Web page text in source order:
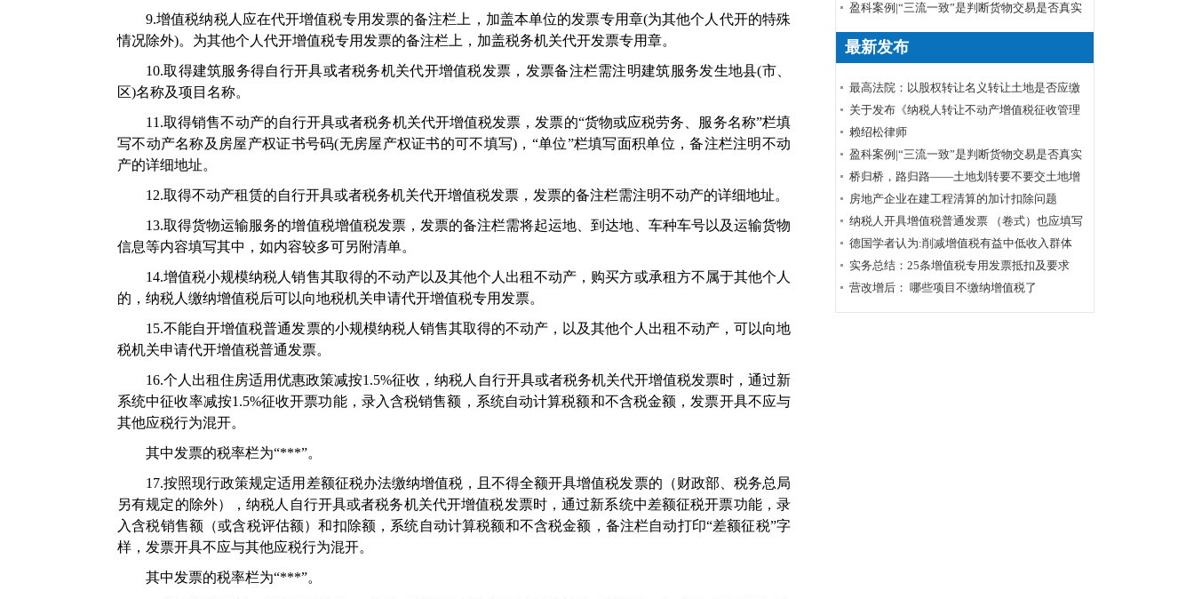
9.增值税纳税人应在代开增值税专用发票的备注栏上，加盖本单位的发票专用章(为其他个人代开的特殊
情况除外)。为其他个人代开增值税专用发票的备注栏上，加盖税务机关代开发票专用章。
10.取得建筑服务得自行开具或者税务机关代开增值税发票，发票备注栏需注明建筑服务发生地县(市、
区)名称及项目名称。
11.取得销售不动产的自行开具或者税务机关代开增值税发票，发票的“货物或应税劳务、服务名称”栏填
写不动产名称及房屋产权证书号码(无房屋产权证书的可不填写)，“单位”栏填写面积单位，备注栏注明不动
产的详细地址。
12.取得不动产租赁的自行开具或者税务机关代开增值税发票，发票的备注栏需注明不动产的详细地址。
13.取得货物运输服务的增值税增值税发票，发票的备注栏需将起运地、到达地、车种车号以及运输货物
信息等内容填写其中，如内容较多可另附清单。
14.增值税小规模纳税人销售其取得的不动产以及其他个人出租不动产，购买方或承租方不属于其他个人
的，纳税人缴纳增值税后可以向地税机关申请代开增值税专用发票。
15.不能自开增值税普通发票的小规模纳税人销售其取得的不动产，以及其他个人出租不动产，可以向地
税机关申请代开增值税普通发票。
16.个人出租住房适用优惠政策减按1.5%征收，纳税人自行开具或者税务机关代开增值税发票时，通过新
系统中征收率减按1.5%征收开票功能，录入含税销售额，系统自动计算税额和不含税金额，发票开具不应与
其他应税行为混开。
其中发票的税率栏为“***”。
17.按照现行政策规定适用差额征税办法缴纳增值税，且不得全额开具增值税发票的（财政部、税务总局
另有规定的除外），纳税人自行开具或者税务机关代开增值税发票时，通过新系统中差额征税开票功能，录
入含税销售额（或含税评估额）和扣除额，系统自动计算税额和不含税金额，备注栏自动打印“差额征税”字
样，发票开具不应与其他应税行为混开。
其中发票的税率栏为“***”。
审判
盈科案例|“三流一致”是判断货物交易是否真实
的标准——周甲虚开增值税专用发票罪案公诉
机关撤诉结案
最新发布
最高法院：以股权转让名义转让土地是否应缴
纳土地增值税？
关于发布《纳税人转让不动产增值税征收管理
暂行办法》的公告
赖绍松律师
盈科案例|“三流一致”是判断货物交易是否真实
的标准——周甲虚开增值税专用发票罪案公诉
机关撤诉结案
桥归桥，路归路——土地划转要不要交土地增
值税？
房地产企业在建工程清算的加计扣除问题
纳税人开具增值税普通发票 （卷式）也应填写
企业购买方纳税人识别号
德国学者认为:削减增值税有益中低收入群体
实务总结：25条增值税专用发票抵扣及要求
营改增后： 哪些项目不缴纳增值税了